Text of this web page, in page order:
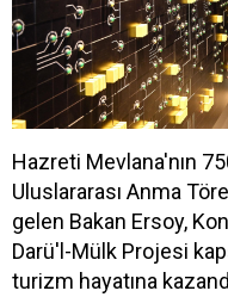
Hazreti Mevlana'nın
Uluslararası Anma
gelen Bakan Ersoy,
Darü'l-Mülk Projesi
turizm hayatına